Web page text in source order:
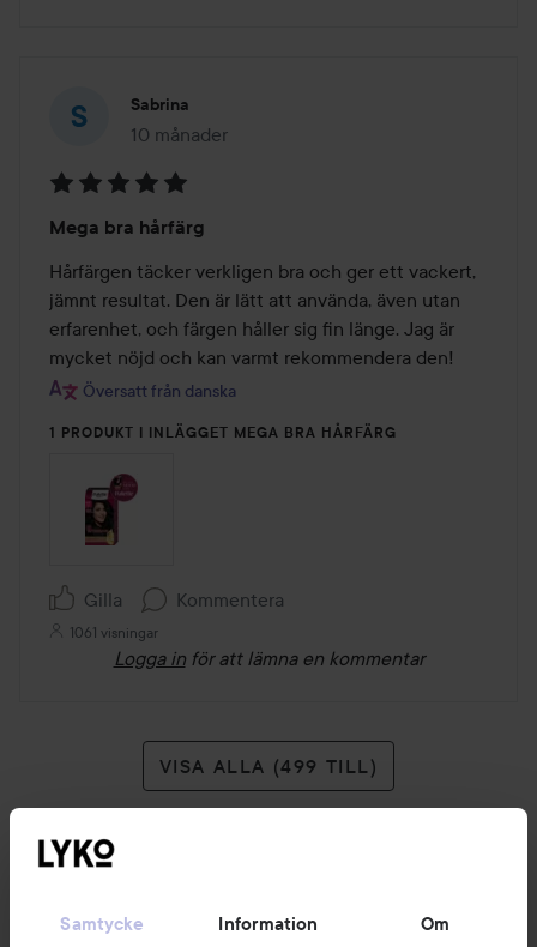
Samtycke Information Om
Sabrina
10 månader
Inlägget skapades 10 månader
5
av
5
Mega bra hårfärg
Hårfärgen täcker verkligen bra och ger ett vackert,
jämnt resultat. Den är lätt att använda, även utan
erfarenhet, och färgen håller sig fin länge. Jag är
mycket nöjd och kan varmt rekommendera den!
Översatt från danska
1 PRODUKT I INLÄGGET MEGA BRA HÅRFÄRG
Gilla Kommentera
1061 visningar
Logga in för att lämna en kommentar
VISA ALLA (499 TILL)